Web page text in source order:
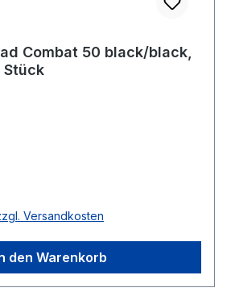
Combat 50 black/black,
- 1 Stück
Versandkosten
den Warenkorb